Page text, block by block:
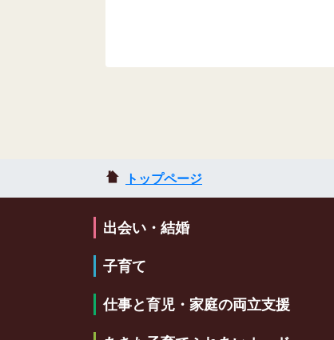
トップページ
出会い・結婚
子育て
仕事と育児・家庭の両立支援